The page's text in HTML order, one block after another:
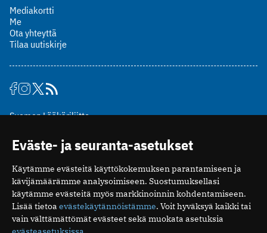
Mediakortti
Me
Ota yhteyttä
Tilaa uutiskirje
Suomen Lääkäriliitto
00510 Helsinki
puh. (09) 393 091
toimitus@potilaanlaakarilehti.fi
ISSN 2323-9476
Eväste- ja seuranta-asetukset
Käytämme evästeitä käyttökokemuksen parantamiseen ja
kävijämäärämme analysoimiseen. Suostumuksellasi
käytämme evästeitä myös markkinoinnin kohdentamiseen.
Lisää tietoa evästekäytännöistämme. Voit hyväksyä kaikki tai
vain välttämättömät evästeet sekä muokata asetuksia